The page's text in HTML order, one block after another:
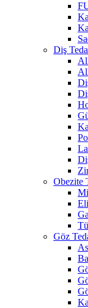
Diş
Obezite
Göz